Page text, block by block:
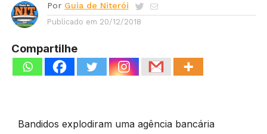
Por Guia de Niterói
Publicado em 20/12/2018
Compartilhe
Bandidos explodiram uma agência bancária